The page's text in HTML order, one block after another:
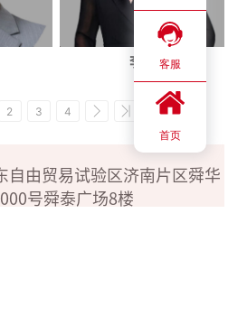
李言
2 3 4
自由贸易试验区济南片区舜华
泰广场8楼
客服
首页